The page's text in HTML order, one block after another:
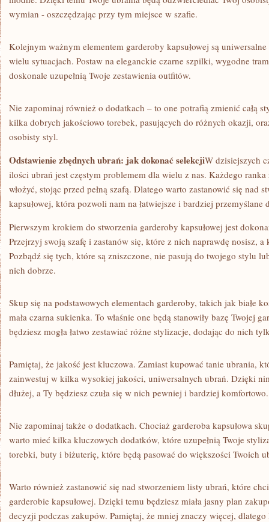
wymian -⁤ oszczędzając przy tym​ miejsce w szafie.
Kolejnym ważnym elementem ‍garderoby ⁢kapsułowej ⁤są​
wielu sytuacjach. Postaw na eleganckie czarne szpilki, wygodne
doskonale uzupełnią Twoje‌ zestawienia outfitów.
Nie zapominaj również o dodatkach – to one potrafią zmienić całą
kilka dobrych⁢ jakościowo torebek, pasujących do różnych okazji,
osobisty‌ styl.
Odstawienie zbędnych ubrań: jak ​dokonać selekcjiW dzisiejszych
ilości ⁢ubrań jest częstym problemem dla wielu‌ z nas. ‌Każdego
włożyć, stojąc przed pełną szafą. Dlatego warto zastanowić się‍ nad
kapsułowej, która ⁢pozwoli nam na łatwiejsze i​ bardziej
Pierwszym‍ krokiem do stworzenia⁣ garderoby kapsułowej jest
Przejrzyj swoją‍ szafę ​i zastanów się, które z nich⁢ naprawdę nosisz,
Pozbądź się tych, ⁢które są ‍zniszczone, ⁣nie ‌pasują do twojego stylu⁣
nich ‍dobrze.
Skup‌ się ⁢na podstawowych elementach garderoby, takich ⁤jak‌ białe
‌mała czarna ​sukienka. To ‌właśnie​ one będą​ stanowiły bazę Twojej
będziesz mogła łatwo zestawiać różne stylizacje, dodając do nich
Pamiętaj, że⁢ jakość jest kluczowa. Zamiast⁣ kupować tanie​ ubrania,⁢
zainwestuj w kilka wysokiej⁣ jakości, uniwersalnych ubrań. Dzięki
dłużej, ⁣a ⁤Ty będziesz czuła się ‍w nich pewniej⁤ i ⁣bardziej komfortowo.
Nie zapominaj także ⁣o dodatkach. Chociaż garderoba kapsułowa
warto mieć ⁣kilka kluczowych dodatków, które uzupełnią ‌Twoje
torebki, buty i biżuterię, ‍które będą ‍pasować do⁢ większości Twoich
Warto również zastanowić ​się nad stworzeniem listy ubrań, które
garderobie⁢ kapsułowej. Dzięki temu będziesz miała jasny plan
decyzji​ podczas zakupów. Pamiętaj, że‌ mniej⁤ znaczy​ więcej,